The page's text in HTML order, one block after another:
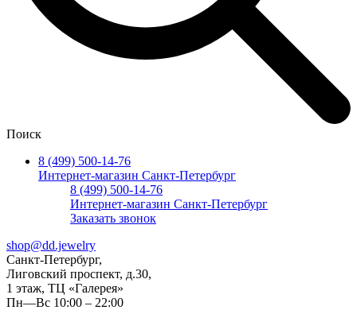
Поиск
8 (499) 500-14-76
Интернет-магазин Санкт-Петербург
8 (499) 500-14-76
Интернет-магазин Санкт-Петербург
Заказать звонок
shop@dd.jewelry
Санкт-Петербург,
Лиговский проспект, д.30,
1 этаж, ТЦ «Галерея»
Пн—Вс 10:00 – 22:00